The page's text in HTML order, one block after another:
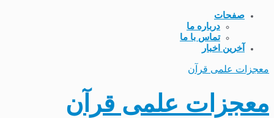
صفحات
درباره ما
تماس با ما
آخرین اخبار
معجزات علمی قرآن
معجزات علمی قرآن